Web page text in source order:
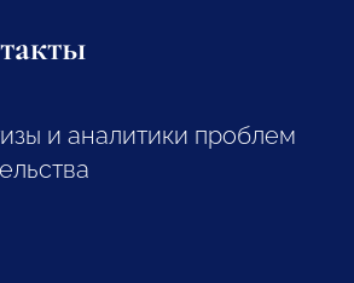
и аналитики проблем